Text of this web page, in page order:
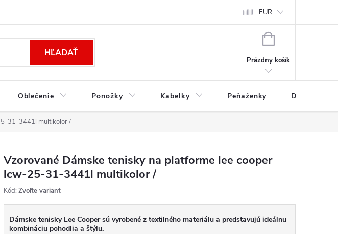
Podmienky ochrany osobných údajov
EUR
HĽADAŤ
NÁKUPNÝ
Prázdny košík
Oblečenie Ponožky Kabelky Peňaženky Drogéria
31-3441l multikolor /
Vzorované Dámske tenisky na platforme lee cooper
lcw-25-31-3441l multikolor /
Kód: Zvoľte variant
Dámske tenisky Lee Cooper sú vyrobené z textilného materiálu a predstavujú ideálnu
kombináciu pohodlia a štýlu.